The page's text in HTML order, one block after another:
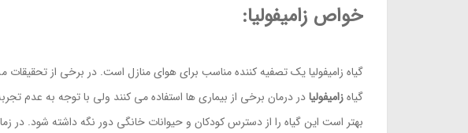
خواص زامیفولیا:
گیاه زامیفولیا یک تصفیه کننده مناسب برای هوای منازل است. در برخی از
گیاهزامیفولیادر درمان برخی از بیماری ها استفاده می کنند ولی با توجه به عدم
بهتر است این گیاه را از دسترس کودکان و حیوانات خانگی دور نگه داشته شود.